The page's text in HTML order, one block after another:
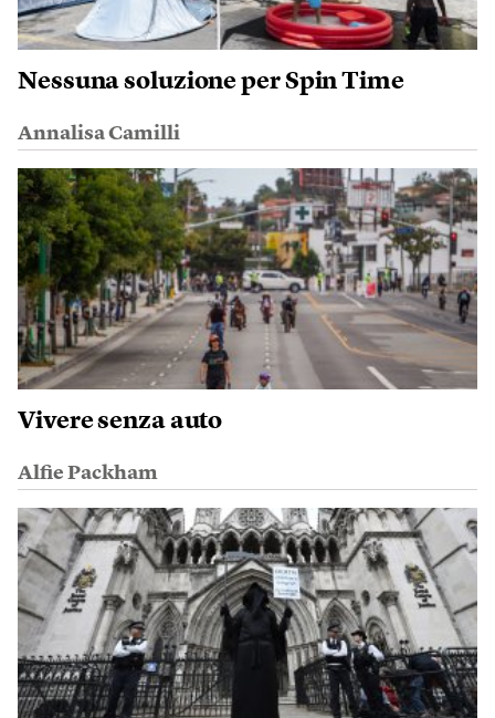
Nessuna soluzione per Spin Time
Annalisa Camilli
Vivere senza auto
Alfie Packham